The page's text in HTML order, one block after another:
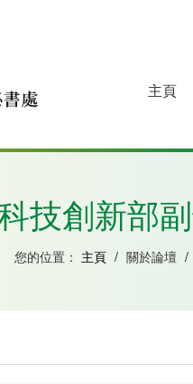
角
主頁
技創新部
您的位置： 主頁 / 關於論壇 /